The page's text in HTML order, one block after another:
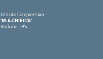
Istituto Comprensivo
'M.A.CHIECCA'
Rudiano - BS